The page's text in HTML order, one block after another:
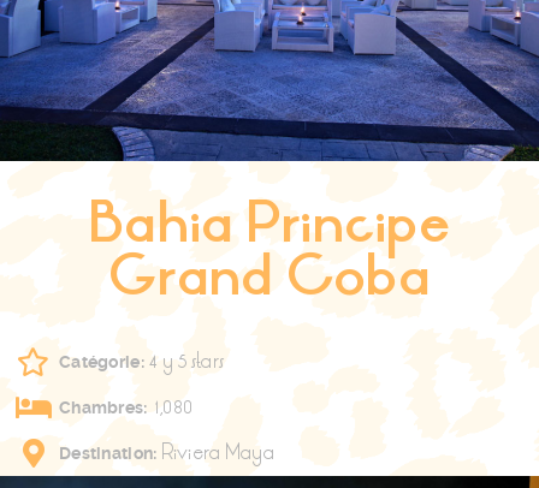
Contactez-nous
Qui sommes nous?
Fr
Bahia Principe
Grand Coba
Catégorie:4 y 5 stars
Chambres: 1,080
Destination: Riviera Maya